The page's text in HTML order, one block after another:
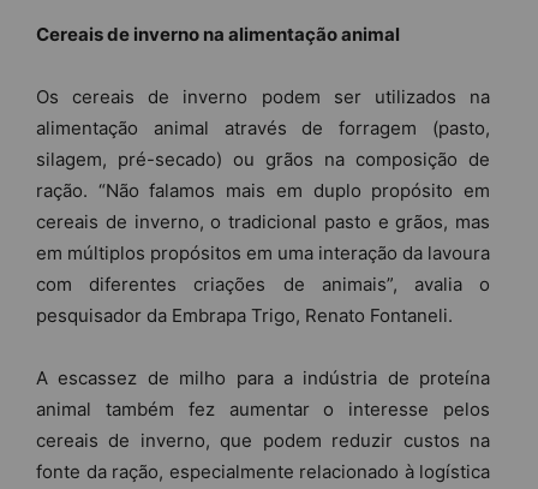
Cereais de inverno na alimentação animal
Os cereais de inverno podem ser utilizados na
alimentação animal através de forragem (pasto,
silagem, pré-secado) ou grãos na composição de
ração. “Não falamos mais em duplo propósito em
cereais de inverno, o tradicional pasto e grãos, mas
em múltiplos propósitos em uma interação da lavoura
com diferentes criações de animais”, avalia o
pesquisador da Embrapa Trigo, Renato Fontaneli.
A escassez de milho para a indústria de proteína
animal também fez aumentar o interesse pelos
cereais de inverno, que podem reduzir custos na
fonte da ração, especialmente relacionado à logística